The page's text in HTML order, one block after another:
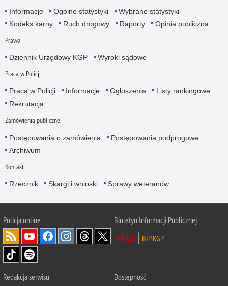
Informacje Ogólne statystyki
Wybrane statystyki
Kodeks karny
Ruch drogowy Raporty Opinia publiczna
Prawo
Dziennik Urzędowy KGP Wyroki sądowe
Praca w Policji
Praca w Policji Informacje Ogłoszenia
Listy rankingowe
Rekrutacja
Zamówienia publiczne
Postępowania o zamówienia
Postępowania podprogowe
Archiwum
Kontakt
Rzecznik Skargi i wnioski Sprawy weteranów
Policjaonline
Biuletyn Informacji Publicznej
BIP KGP
Redakcja serwisu Dostępność